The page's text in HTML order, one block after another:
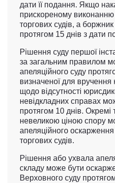
дати її подання. Якщо
прискореному виконанню
торгових судів, а
протягом 15 днів з дати
Рішення суду першої
за загальним правилом
апеляційного суду
визначеної для вручення
щодо відсутності
невідкладних справах
протягом 10 днів. Окремі
невеликою ціною спору
апеляційного
торгових судів.
Рішення або ухвала
складу може бути
Верховного суду